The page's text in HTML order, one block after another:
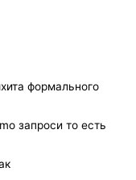
формального
запроси то есть